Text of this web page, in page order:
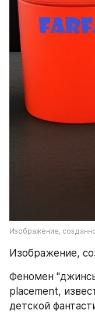
Изображение,
Изображение,
Феномен
placement,
детской